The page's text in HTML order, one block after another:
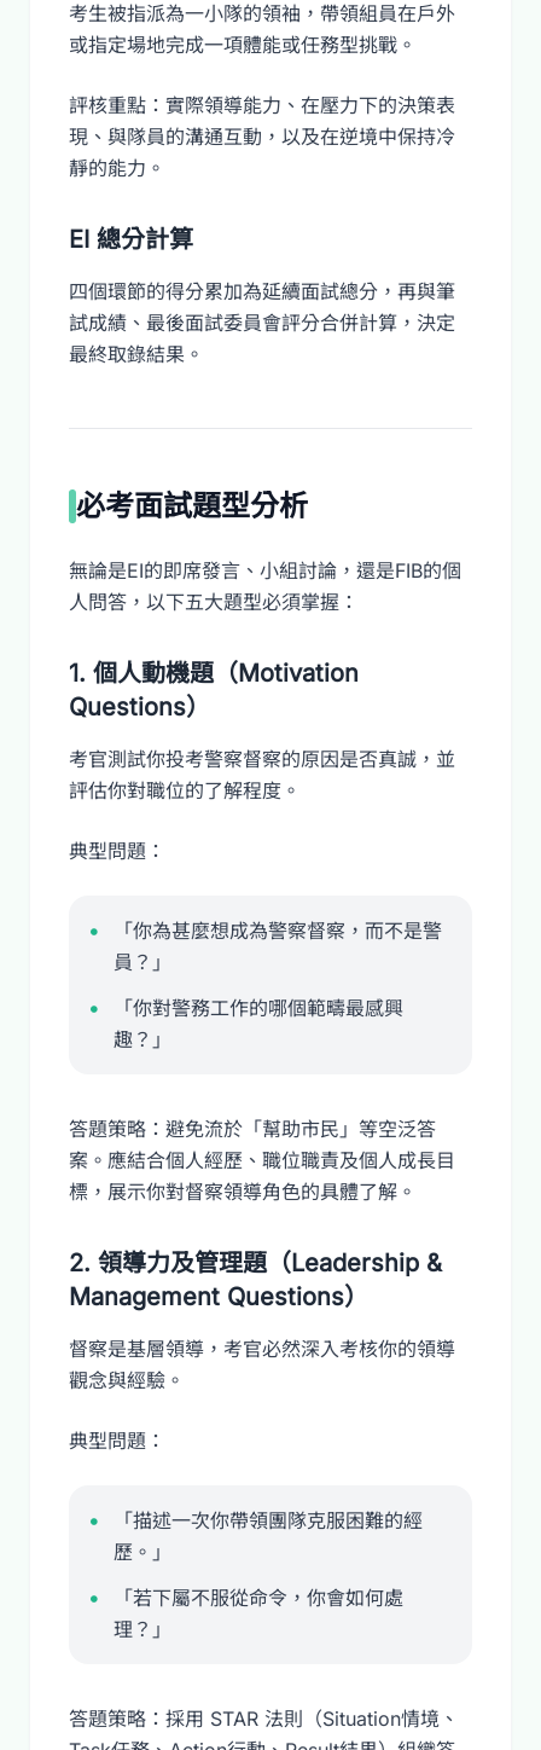
考生被指派為一小隊的領袖，帶領組員在戶外
或指定場地完成一項體能或任務型挑戰。
評核重點：實際領導能力、在壓力下的決策表
現、與隊員的溝通互動，以及在逆境中保持冷
靜的能力。
EI 總分計算
四個環節的得分累加為延續面試總分，再與筆
試成績、最後面試委員會評分合併計算，決定
最終取錄結果。
必考面試題型分析
無論是EI的即席發言、小組討論，還是FIB的個
人問答，以下五大題型必須掌握：
1. 個人動機題（Motivation
Questions）
考官測試你投考警察督察的原因是否真誠，並
評估你對職位的了解程度。
典型問題：
「你為甚麼想成為警察督察，而不是警
員？」
「你對警務工作的哪個範疇最感興
趣？」
答題策略：避免流於「幫助市民」等空泛答
案。應結合個人經歷、職位職責及個人成長目
標，展示你對督察領導角色的具體了解。
2. 領導力及管理題（Leadership &
Management Questions）
督察是基層領導，考官必然深入考核你的領導
觀念與經驗。
典型問題：
「描述一次你帶領團隊克服困難的經
歷。」
「若下屬不服從命令，你會如何處
理？」
答題策略：採用 STAR 法則（Situation情境、